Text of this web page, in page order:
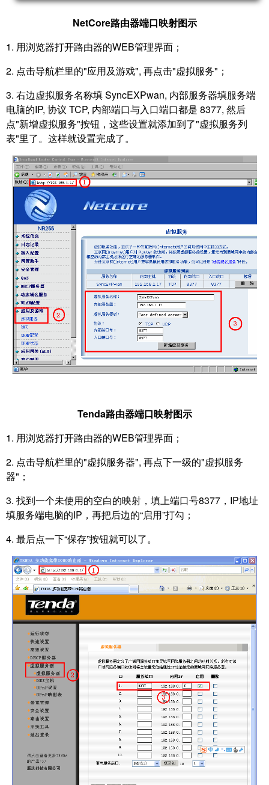
NetCore路由器端口映射图示
1. 用浏览器打开路由器的WEB管理界面；
2. 点击导航栏里的"应用及游戏", 再点击"虚拟服务"；
3. 右边虚拟服务名称填 SyncEXPwan, 内部服务器填服务端
电脑的IP, 协议 TCP, 内部端口与入口端口都是 8377, 然后
点"新增虚拟服务"按钮，这些设置就添加到了"虚拟服务列
表"里了。这样就设置完成了。
Tenda路由器端口映射图示
1. 用浏览器打开路由器的WEB管理界面；
2. 点击导航栏里的"虚拟服务器", 再点下一级的"虚拟服务
器"；
3. 找到一个未使用的空白的映射，填上端口号8377，IP地址
填服务端电脑的IP，再把后边的“启用”打勾；
4. 最后点一下“保存”按钮就可以了。